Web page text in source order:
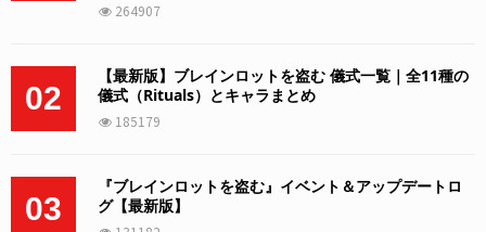
264907
02
【最新版】ブレインロットを盗む 儀式一覧｜全11種の
儀式（Rituals）とキャラまとめ
185179
03
『ブレインロットを盗む』イベント＆アップデートロ
グ【最新版】